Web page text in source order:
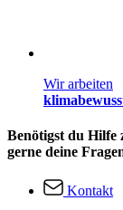
Wir arbeiten
Benötigst du Hilfe
gerne deine
Kontakt